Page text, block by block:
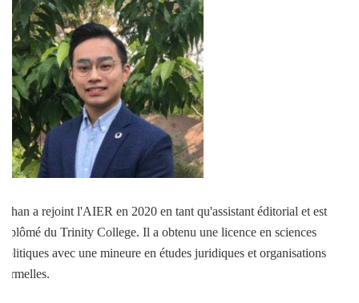
Ethan a rejoint l'AIER en 2020 en tant qu'assistant éditorial et est
diplômé du Trinity College. Il a obtenu une licence en sciences
politiques avec une mineure en études juridiques et organisations
formelles.